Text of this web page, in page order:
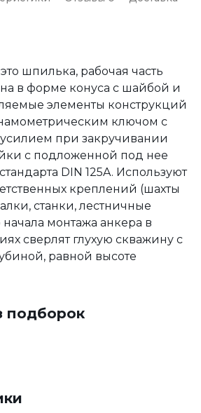
шпилька, рабочая часть
в форме конуса с шайбой и
элементы конструкций
ключом с
при закручивании
с подложенной под нее
DIN 125A. Используют
креплений (шахты
станки, лестничные
монтажа анкера в
сверлят глухую скважину с
равной высоте
подборок